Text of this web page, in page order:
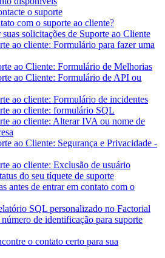
o suporte
com o suporte ao cliente?
solicitações de Suporte ao Cliente
ao cliente: Formulário para fazer uma
ao Cliente: Formulário de Melhorias
ao Cliente: Formulário de API ou
ao cliente: Formulário de incidentes
ao cliente: formulário SQL
ao cliente: Alterar IVA ou nome de
ao Cliente: Segurança e Privacidade -
ao cliente: Exclusão de usuário
do seu tíquete de suporte
antes de entrar em contato com o
SQL personalizado no Factorial
de identificação para suporte
o contato certo para sua